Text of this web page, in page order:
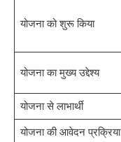
योजना को शुरू किया
योजना का मुख्य उद्देश्य
योजना से लाभार्थी
योजना की आवेदन प्रक्रिया